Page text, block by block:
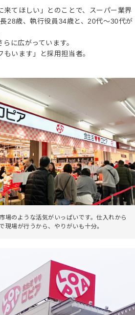
来てほしい」とのことで、スーパー業界
28歳、執行役員34歳と、20代〜30代が
に広がっています。
います」と採用担当者。
場のような活気がいっぱいです。仕入れから
現場が行うから、やりがいも十分。